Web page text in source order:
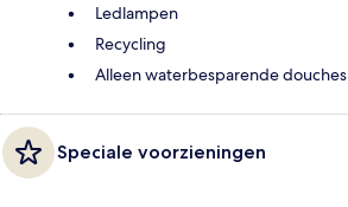
Ledlampen
Recycling
Alleen waterbesparende douches
Speciale voorzieningen